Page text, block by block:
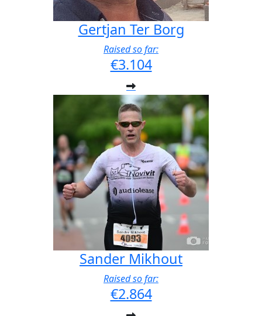
Gertjan Ter Borg
Raised so far:
€3.104
Sander Mikhout
Raised so far:
€2.864